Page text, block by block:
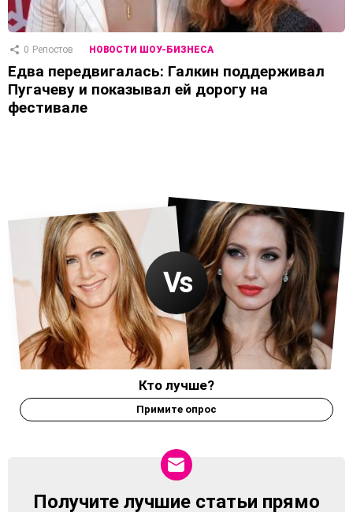
0 Репостов НОВОСТИ ШОУ-БИЗНЕСА
Едва передвигалась: Галкин поддерживал
Пугачеву и показывал ей дорогу на
фестивале
Кто лучше?
Примите опрос
NEWSLETTER
Получите лучшие статьи прямо